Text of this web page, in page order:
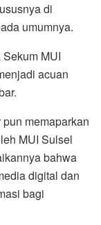
di
umumnya.
MUI
acuan
memaparkan
MUI Sulsel
bahwa
digital dan
bagi